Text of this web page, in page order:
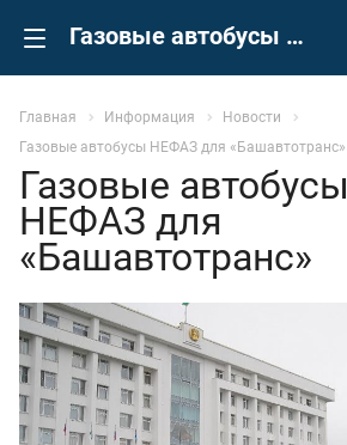
Газовые автобусы НЕФАЗ для «Башавтотранс»
Главная Информация
Новости
Газовые автобусы НЕФАЗ для «Башавтотранс»
Газовые автобусы
НЕФАЗ для
«Башавтотранс»